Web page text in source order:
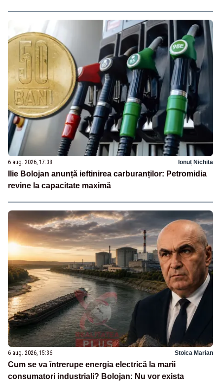
6 aug. 2026, 17:38 Ionuț Nichita
Ilie Bolojan anunță ieftinirea carburanților: Petromidia
revine la capacitate maximă
6 aug. 2026, 15:36 Stoica Marian
Cum se va întrerupe energia electrică la marii
consumatori industriali? Bolojan: Nu vor exista